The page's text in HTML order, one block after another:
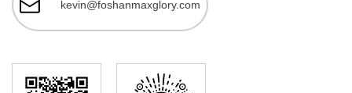
kevin@foshanmaxglory.com